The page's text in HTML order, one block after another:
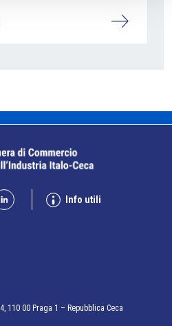
Info utili
110 00 Praga 1 – Repubblica Ceca